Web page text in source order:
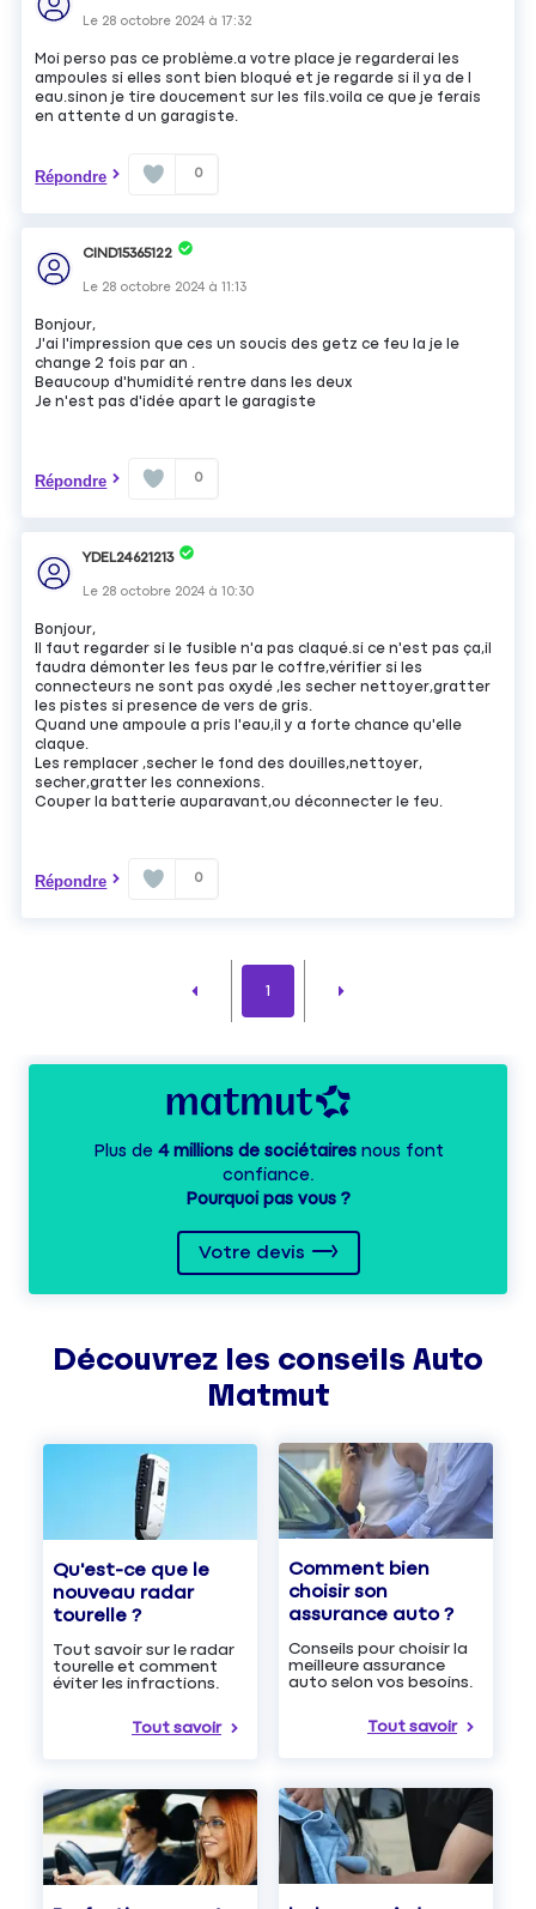
Le 28 octobre 2024 à17:32
Moi perso pas ce problème.a votre place je regarderai les
ampoules si elles sont bien bloqué et je regarde si il ya de l
eau.sinon je tire doucement sur les fils.voila ce que je ferais
en attente d un garagiste.
Répondre 0
CIND15365122
Le 28 octobre 2024 à11:13
Bonjour,
J'ai l'impression que ces un soucis des getz ce feu la je le
change 2 fois par an .
Beaucoup d'humidité rentre dans les deux
Je n'est pas d'idée apart le garagiste
Répondre 0
YDEL24621213
Le 28 octobre 2024 à10:30
Bonjour,
Il faut regarder si le fusible n'a pas claqué.si ce n'est pas ça,il
faudra démonter les feus par le coffre,vérifier si les
connecteurs ne sont pas oxydé ,les secher nettoyer,gratter
les pistes si presence de vers de gris.
Quand une ampoule a pris l'eau,il y a forte chance qu'elle
claque.
Les remplacer ,secher le fond des douilles,nettoyer,
secher,gratter les connexions.
Couper la batterie auparavant,ou déconnecter le feu.
Répondre 0
1
Plus de 4 millions de sociétairesnous font
confiance.
Pourquoi pas vous ?
Votre devis
Découvrez les conseils Auto
Matmut
Qu'est-ce que le
nouveau radar
tourelle ?
Tout savoir sur le radar
tourelle et comment
éviter les infractions.
Tout savoir
Comment bien
choisir son
assurance auto ?
Conseils pour choisir la
meilleure assurance
auto selon vos besoins.
Tout savoir